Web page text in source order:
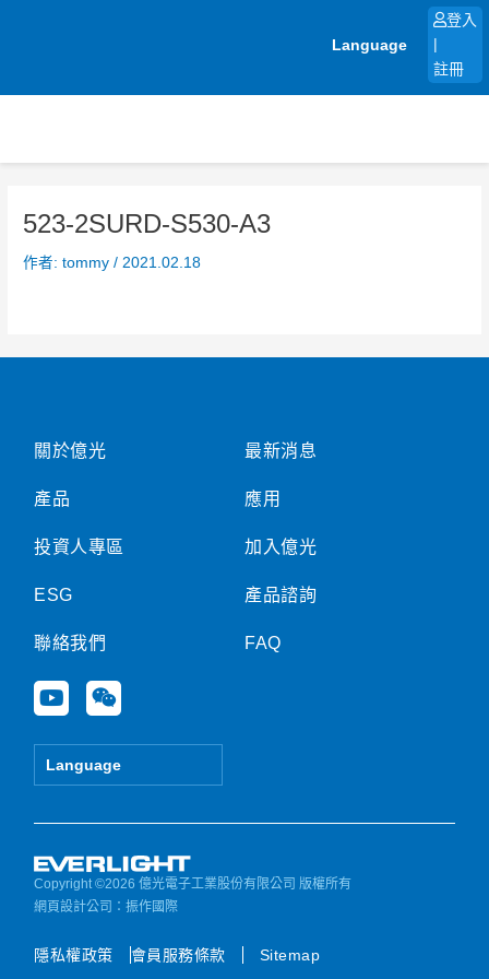
Language
登入
註冊
523-2SURD-S530-A3
作者:tommy/ 2021.02.18
關於億光
產品
投資人專區
ESG
聯絡我們
Y
o
u
e
W
e
i
Language
最新消息
應用
加入億光
產品諮詢
FAQ
Copyright ©2026 億光電子工業股份有限公司 版權所有
網頁設計公司 ：振作國際
隱私權政策 會員服務條款 Sitemap